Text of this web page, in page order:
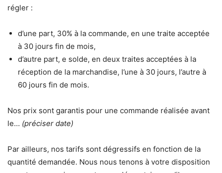
régler :
d’une part, 30% à la commande, en une traite acceptée
à 30 jours fin de mois,
d’autre part, e solde, en deux traites acceptées à la
réception de la marchandise, l’une à 30 jours, l’autre à
60 jours fin de mois.
Nos prix sont garantis pour une commande réalisée avant
le… (préciser date)
Par ailleurs, nos tarifs sont dégressifs en fonction de la
quantité demandée. Nous nous tenons à votre disposition